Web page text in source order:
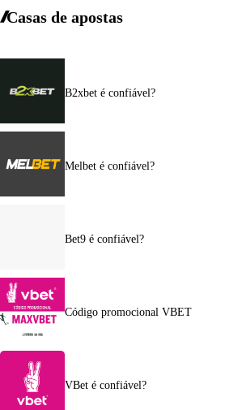
Casas de apostas
B2xbet é confiável?
Melbet é confiável?
Bet9 é confiável?
Código promocional VBET
VBet é confiável?